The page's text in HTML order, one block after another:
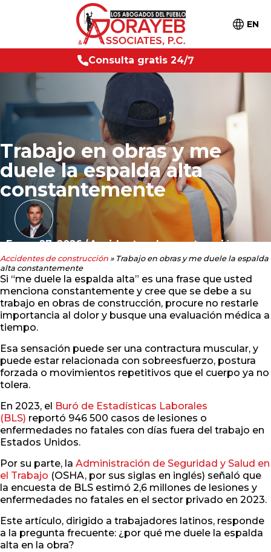
EN
Consult
a gratis 24/7
Trabajo en obras y me
duele la espalda alta
constantemente
Enero 27, 2026/Accidentes de construcción
Accidentes de construcción » Trabajo en obras y me duele la espalda
alta constantemente
Si “me duele la espalda alta” es una frase que usted
menciona constantemente y cree que se debe a su
trabajo en obras de construcción, procure no restarle
importancia al dolor y busque una evaluación médica a
tiempo.
Esa sensación puede ser una contractura muscular, y
puede estar relacionada con sobreesfuerzo, postura
forzada o movimientos repetitivos que el cuerpo ya no
tolera.
En 2023, el Buró de Estadísticas Laborales
(BLS) reportó 946 500 casos de lesiones o
enfermedades no fatales con días fuera del trabajo en
Estados Unidos.
Por su parte, la Administración de Seguridad y Salud en
el Trabajo (OSHA, por sus siglas en inglés) señaló que
la encuesta de BLS estimó 2,6 millones de lesiones y
enfermedades no fatales en el sector privado en 2023.
Este artículo, dirigido a trabajadores latinos, responde
a la pregunta frecuente: ¿por qué me duele la espalda
alta en la obra?